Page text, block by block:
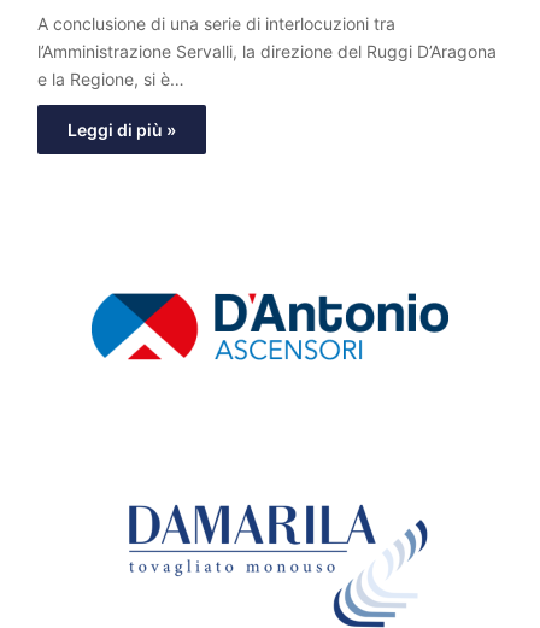
A conclusione di una serie di interlocuzioni tra
l’Amministrazione Servalli, la direzione del Ruggi D’Aragona
e la Regione, si è…
Leggi di più »